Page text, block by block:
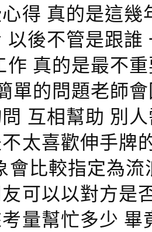
得 真的是這
以後不管是跟
作 真的是最不
單的問題老師
互相幫助 別
太喜歡伸手牌
會比較指定為
可以以對方是
量幫忙多少